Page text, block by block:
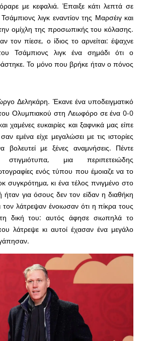
με κεφαλιά. Έπαιξε κάτι λεπτά σε
λιγκ εναντίον της Μαρσέιγ και
ομίχλη της προσωπικής του κόλασης.
τον πίεσε, ο ίδιος το αρνείται: έψαχνε
Τσάμπιονς λιγκ ένα σημάδι ότι ο
Το μόνο που βρήκε ήταν ο πόνος
Δεληκάρη. Έκανε ένα υποδειγματικό
του Ολυμπιακού στη Λεωφόρο σε ένα 0-0
χαμένες ευκαιρίες και ξαφνικά μας είπε
εμένα είχε μεγαλώσει με τις ιστορίες
βολευτεί με ξένες αναμνήσεις. Πέντε
μια περιπετειώδης
ενός τύπου που έμοιαζε να το
συγκρότημα, κι ένα τέλος πνιγμένο στο
ήταν για όσους δεν τον είδαν η διαθήκη
λάτρεψαν ένοιωσαν ότι η πίκρα τους
δική του: αυτός άφησε σιωπηλά το
λάτρεψε κι αυτοί έχασαν ένα μεγάλο